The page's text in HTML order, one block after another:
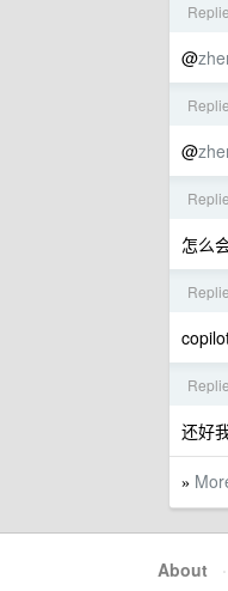
@
@
怎么
还好
»
About ·